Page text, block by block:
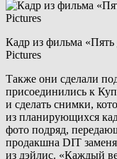
Кадр из фильма
Pictures
Также они сделали
присоединились к
и сделать снимки,
из планирующихся
фото подряд,
продакшна DIT
из дэйлис. «Каждый